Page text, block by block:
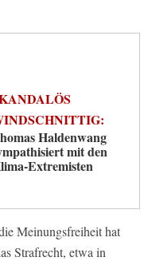
Haldenwang
mit den
Extremisten
Meinungsfreiheit hat
Strafrecht, etwa in